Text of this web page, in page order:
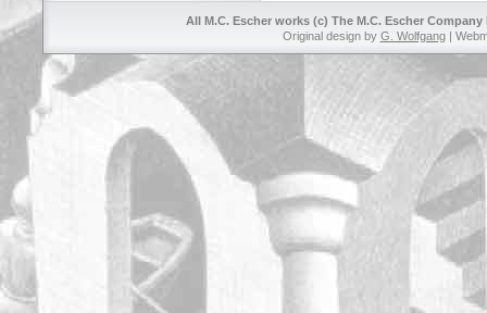
All M.C. Escher works (c) The M.C. Escher
Original design by G. Wolfgang|